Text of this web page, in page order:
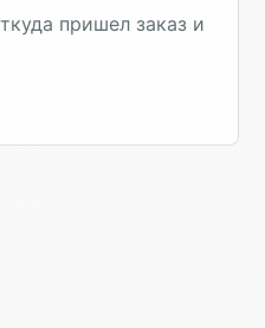
пришел заказ и